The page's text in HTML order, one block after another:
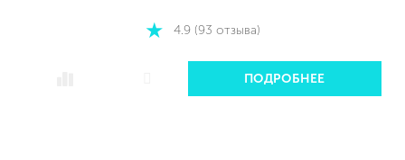
4.9 (93 отзыва)
ПОДРОБНЕЕ